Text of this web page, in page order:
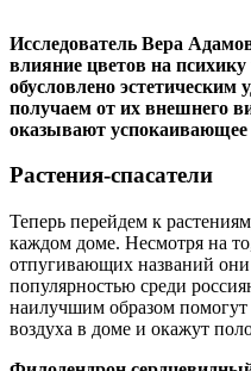
Исследователь Вера
влияние цветов на
обусловлено эстетическим
получаем от их внешнего
оказывают
Растения-спасатели
Теперь перейдем к
каждом доме. Несмотря на
отпугивающих названий они
популярностью среди
наилучшим образом помогут
воздуха в доме и окажут